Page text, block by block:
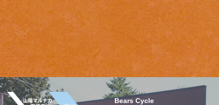
Bears Cycle